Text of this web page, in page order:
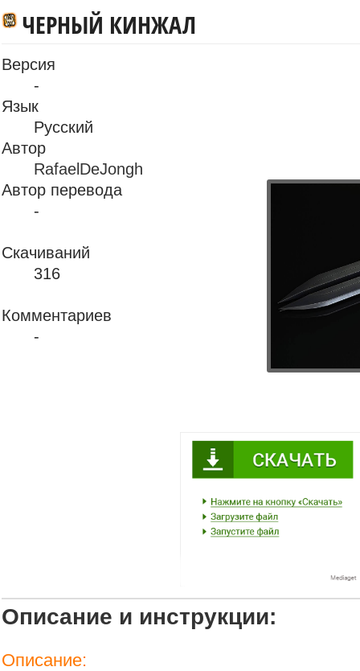
ЧЕРНЫЙ КИНЖАЛ
Версия
-
Язык
Русский
Автор
RafaelDeJongh
Автор перевода
-
Скачиваний
316
Комментариев
-
Описание и инструкции:
Описание: